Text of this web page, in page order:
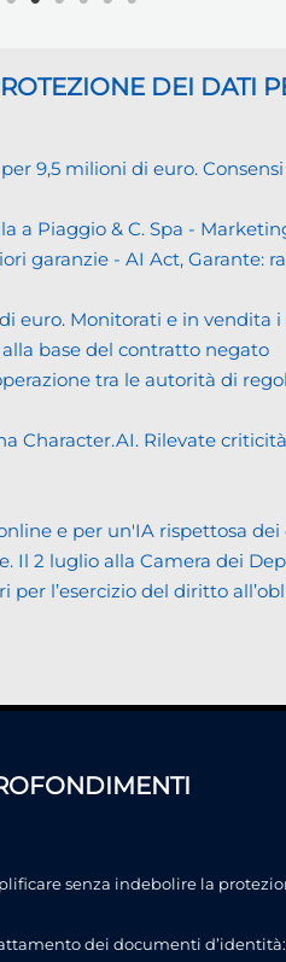
DEI DATI
9,5 milioni di euro.
a Piaggio & C. Spa -
garanzie - AI Act,
euro. Monitorati e in
alla base del contratto negato
tra le autorità di
Character.AI. Rilevate
e per un'IA rispettosa
Il 2 luglio alla Camera dei
l’esercizio del diritto
senza indebolire la
dei documenti